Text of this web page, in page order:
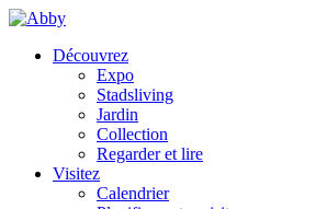
Découvrez
Expo
Stadsliving
Jardin
Collection
Regarder et lire
Visitez
Calendrier